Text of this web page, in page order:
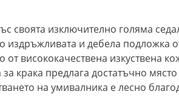
своята изключително голяма
издръжливата и дебела подложка
висококачествена изкуствена
крака предлага достатъчно място
на умивалника е лесно